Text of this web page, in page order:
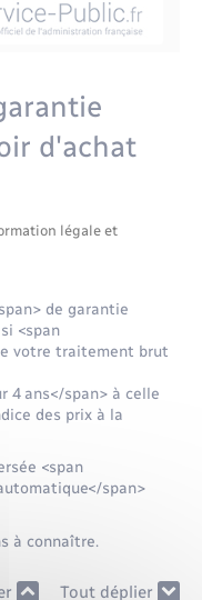
d'achat
légale et
de garantie
<span
votre traitement brut
4 ans</span> à celle
des prix à la
<span
span>
à connaître.
Tout déplier